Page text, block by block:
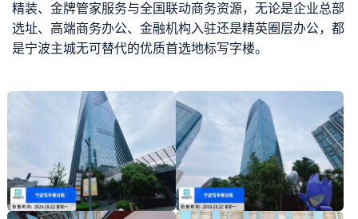
精装、金牌管家服务与全国联动商务资源，无论是企业总部
选址、高端商务办公、金融机构入驻还是精英圈层办公，都
是宁波主城无可替代的优质首选地标写字楼。